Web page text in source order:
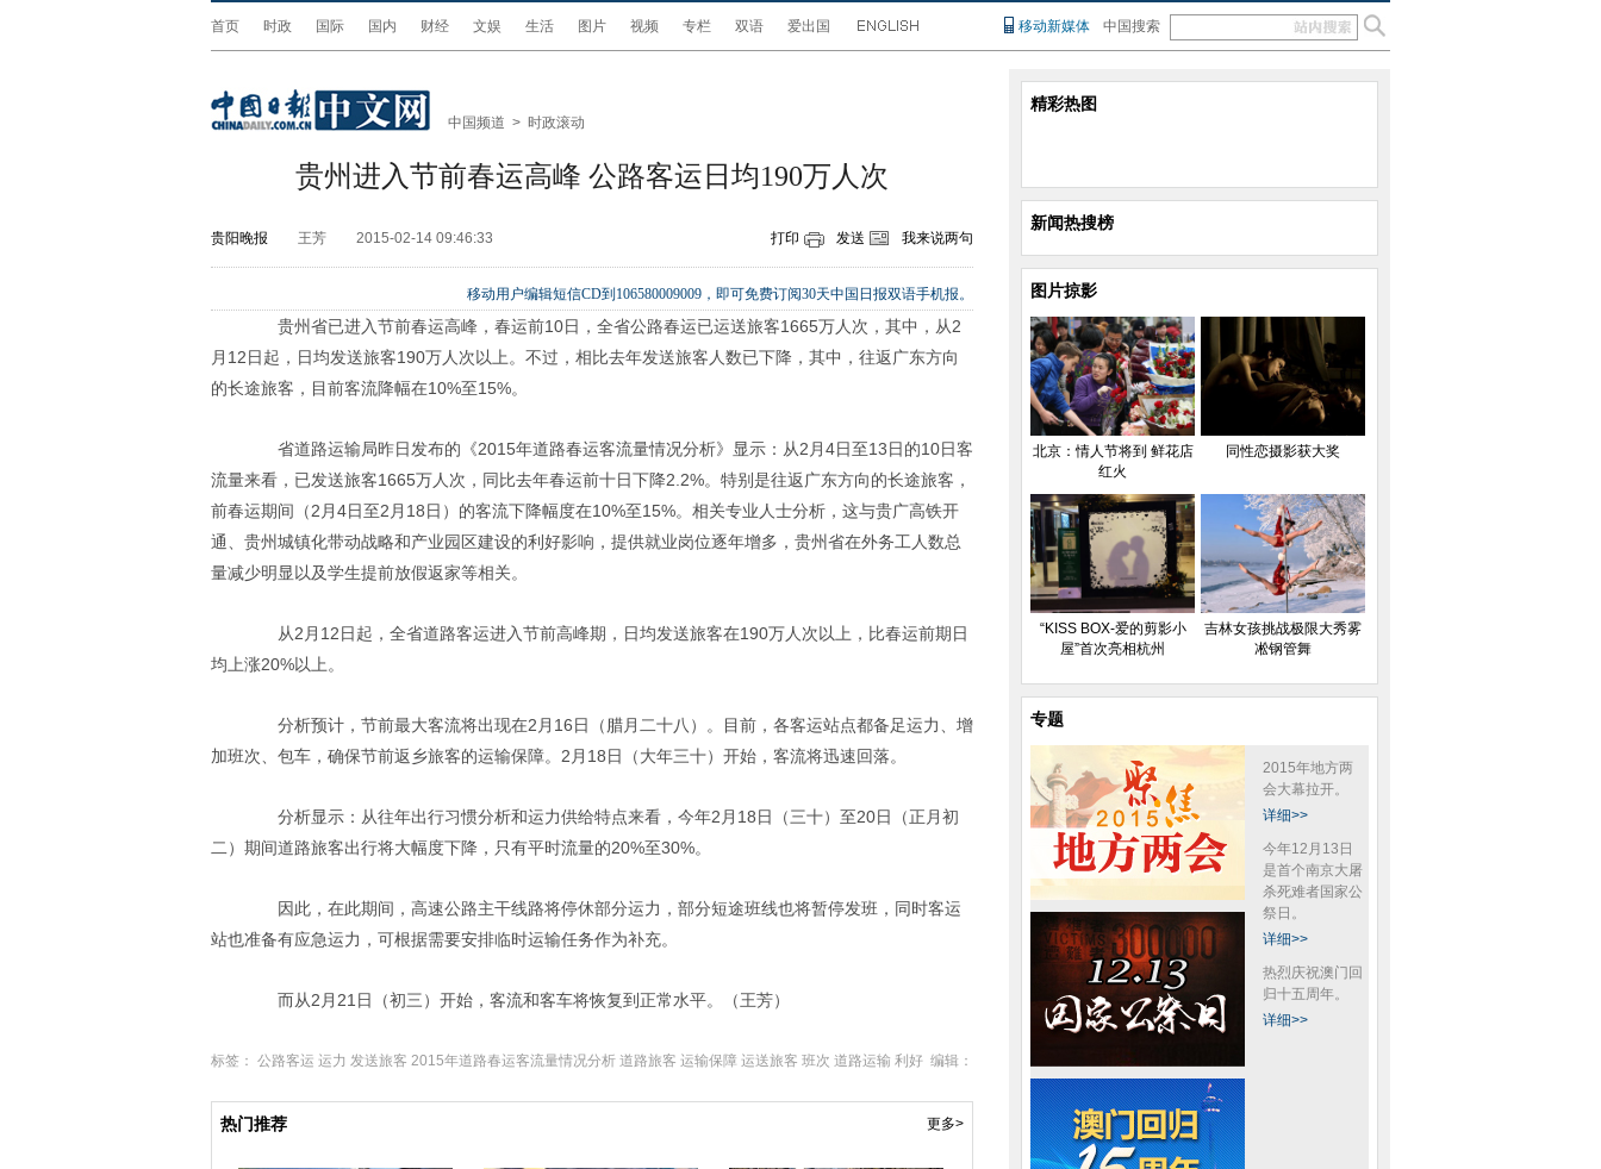
首页 时政 国际 国内 财经 文娱 生活 图片 视频 专栏 双语 爱出国 移动新媒体 中国搜索
中国频道 > 时政滚动
贵州进入节前春运高峰 公路客运日均190万人次
贵阳晚报 王芳 2015-02-14 09:46:33 打印 发送 我来说两句
移动用户编辑短信CD到106580009009，即可免费订阅30天中国日报双语手机报。
贵州省已进入节前春运高峰，春运前10日，全省公路春运已运送旅客1665万人次，其中，从2
月12日起，日均发送旅客190万人次以上。不过，相比去年发送旅客人数已下降，其中，往返广东方向
的长途旅客，目前客流降幅在10%至15%。
省道路运输局昨日发布的《2015年道路春运客流量情况分析》显示：从2月4日至13日的10日客
流量来看，已发送旅客1665万人次，同比去年春运前十日下降2.2%。特别是往返广东方向的长途旅客，
前春运期间（2月4日至2月18日）的客流下降幅度在10%至15%。相关专业人士分析，这与贵广高铁开
通、贵州城镇化带动战略和产业园区建设的利好影响，提供就业岗位逐年增多，贵州省在外务工人数总
量减少明显以及学生提前放假返家等相关。
从2月12日起，全省道路客运进入节前高峰期，日均发送旅客在190万人次以上，比春运前期日
均上涨20%以上。
分析预计，节前最大客流将出现在2月16日（腊月二十八）。目前，各客运站点都备足运力、增
加班次、包车，确保节前返乡旅客的运输保障。2月18日（大年三十）开始，客流将迅速回落。
分析显示：从往年出行习惯分析和运力供给特点来看，今年2月18日（三十）至20日（正月初
二）期间道路旅客出行将大幅度下降，只有平时流量的20%至30%。
因此，在此期间，高速公路主干线路将停休部分运力，部分短途班线也将暂停发班，同时客运
站也准备有应急运力，可根据需要安排临时运输任务作为补充。
而从2月21日（初三）开始，客流和客车将恢复到正常水平。（王芳）
编辑：
标签： 公路客运 运力 发送旅客 2015年道路春运客流量情况分析 道路旅客 运输保障 运送旅客 班次 道路运输 利好
热门推荐 更多>
精彩热图
新闻热搜榜
图片掠影
北京：情人节将到 鲜花店
红火
同性恋摄影获大奖
“KISS BOX-爱的剪影小
屋”首次亮相杭州
吉林女孩挑战极限大秀雾
凇钢管舞
专题
2015年地方两
会大幕拉开。
详细>>
今年12月13日
是首个南京大屠
杀死难者国家公
祭日。
详细>>
热烈庆祝澳门回
归十五周年。
详细>>